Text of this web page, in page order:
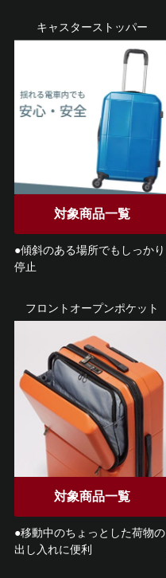
キャスターストッパー
対象商品一覧
●傾斜のある場所でもしっかり
停止
フロントオープンポケット
対象商品一覧
●移動中のちょっとした荷物の
出し入れに便利